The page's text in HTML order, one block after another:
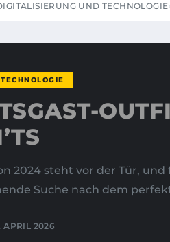
UND TECHNOLOGIE
2024 steht vor der Tür,
Suche nach dem
APRIL 2026